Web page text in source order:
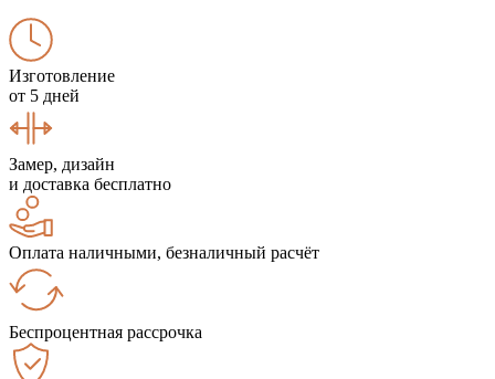
Изготовление
от 5 дней
Замер, дизайн
и доставка бесплатно
Оплата наличными, безналичный расчёт
Беспроцентная рассрочка